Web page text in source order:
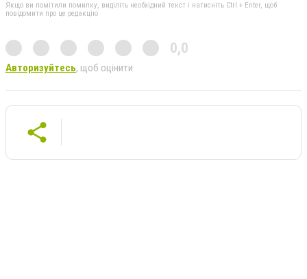
Якщо ви помітили помилку, виділіть необхідний текст і натисніть Ctrl + Enter, щоб
повідомити про це редакцію
0,0
Авторизуйтесь, щоб оцінити